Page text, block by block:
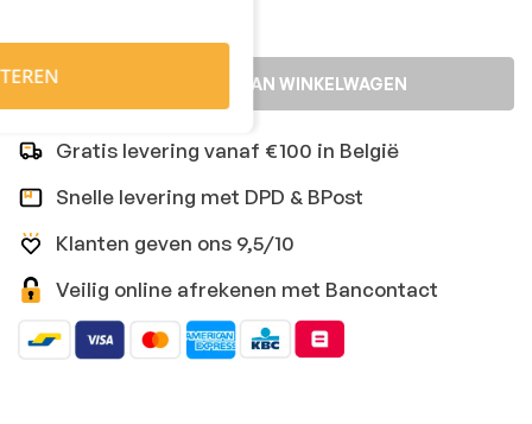
TOEVOEGEN AAN WINKELWAGEN
Gratis levering vanaf €100 in België
Snelle levering met DPD & BPost
Klanten geven ons 9,5/10
Veilig online afrekenen met Bancontact